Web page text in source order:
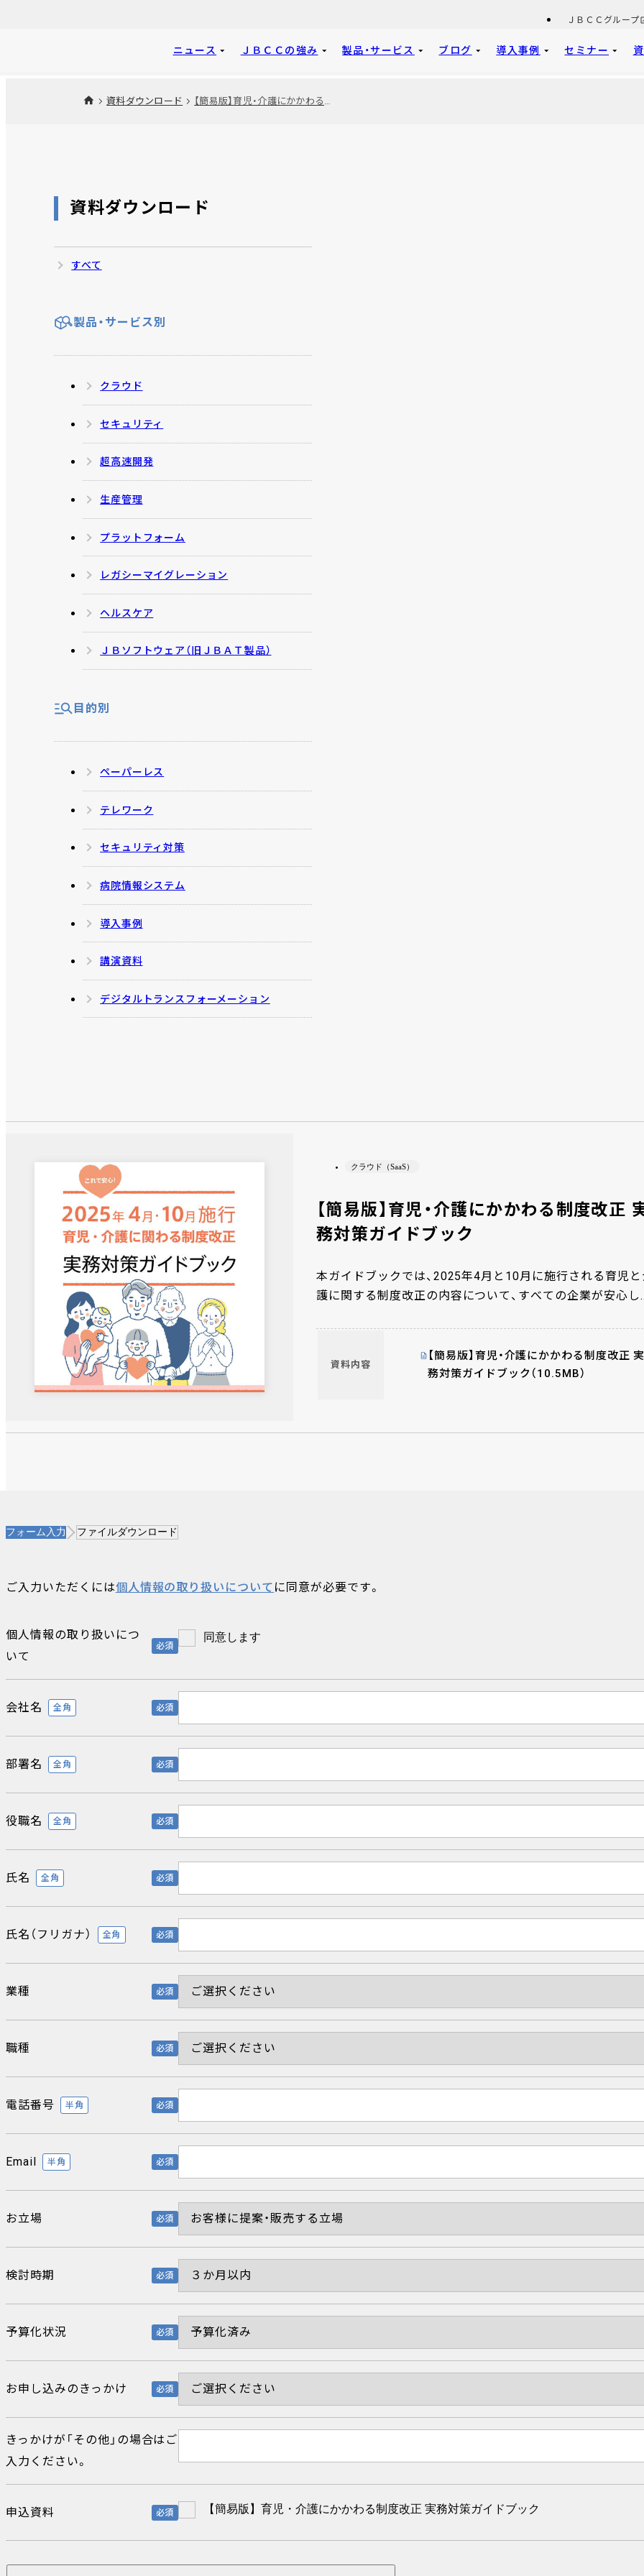
ＪＢＣＣグループ
ニュース ＪＢＣＣの強み 製品・サービス ブログ 導入事例 セミナー
資料ダウンロード
資料ダウンロード
すべて
製品・サービス別
クラウド
セキュリティ
超高速開発
生産管理
プラットフォーム
レガシーマイグレーション
ヘルスケア
ＪＢソフトウェア（旧ＪＢＡＴ製品）
目的別
ペーパーレス
テレワーク
セキュリティ対策
病院情報システム
導入事例
講演資料
デジタルトランスフォーメーション
クラウド（SaaS）
【簡易版】育児・介護にかかわる制度改正
務対策ガイドブック
本ガイドブックでは、2025年4月と10月に施行される育児
護に関する制度改正の内容について、すべての企業が安心し
資料内容
【簡易版】育児・介護にかかわる制度改正
務対策ガイドブック（10.5MB）
フォーム入力 ファイルダウンロード
ご入力いただくには個人情報の取り扱いについて に同意が必要です。
個人情報の取り扱いにつ
いて
必須
同意します
会社名 必須
全角
部署名 必須
全角
役職名 必須
全角
氏名 必須
全角
氏名（フリガナ） 必須
全角
業種 必須
職種 必須
電話番号 必須
半角
Email 必須
半角
お立場 必須
検討時期 必須
予算化状況 必須
お申し込みのきっかけ 必須
きっかけが「その他」の場合はご
入力ください。
申込資料 必須 【簡易版】育児・介護にかかわる制度改正 実務対策ガイドブック